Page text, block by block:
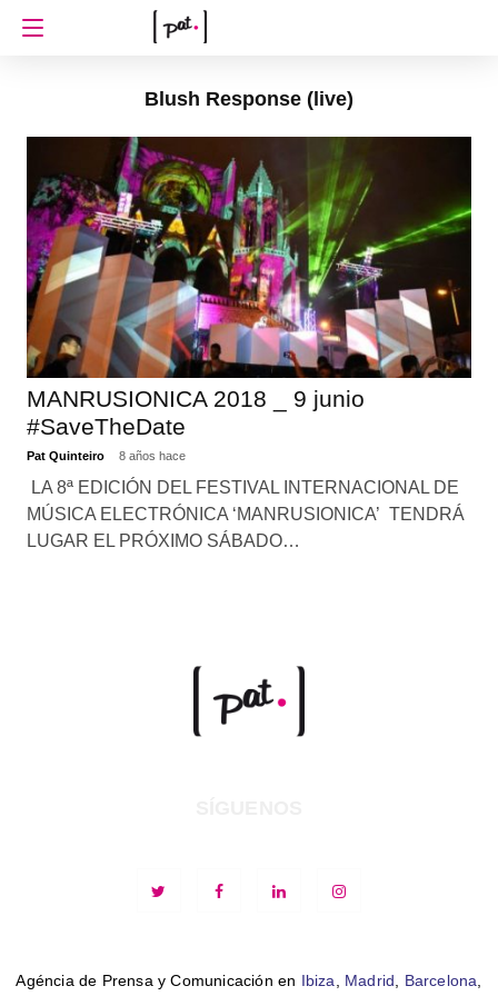
Blush Response (live)
MANRUSIONICA 2018 _ 9 junio
#SaveTheDate
Pat Quinteiro 8 años hace
LA 8ª EDICIÓN DEL FESTIVAL INTERNACIONAL DE
MÚSICA ELECTRÓNICA ‘MANRUSIONICA’ TENDRÁ
LUGAR EL PRÓXIMO SÁBADO…
Agéncia de Prensa y Comunicación en Ibiza, Madrid, Barcelona,